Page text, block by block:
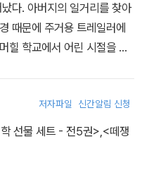
기 머물 곳을 찾다가 어떤 배
보르카는 긴 여행 끝에 런던
상하게 여기지 않는 친절한
을 환기시키는 책이다. 그러
이야기는 아니다. 무조건 희
격려를 받아야할 보르카에
다. 아버지의 일거리를 찾아
때문에 주거용 트레일러에
힐 학교에서 어린 시절을 보
진보적인 환경은 훗날 그에
르카》 같은 작품의 좋은 재료
르카》, 1970년 《검피 아저
저자파일 신간알림 신청
선물 세트 - 전5권>,<떼쟁